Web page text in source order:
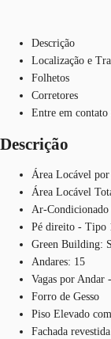
Descrição
Localização e
Folhetos
Corretores
Entre em contato
Descrição
Área Locável
Área Locável
Ar-Condicionado
Pé direito - Tipo
Green Building:
Andares: 15
Vagas por Andar
Forro de Gesso
Piso Elevado
Fachada